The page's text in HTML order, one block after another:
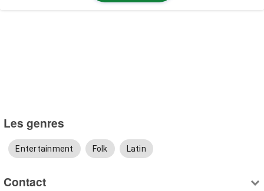
Les genres
Entertainment Folk Latin
Contact